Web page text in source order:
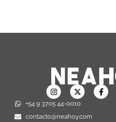
+54 9 3705 44-0010
contacto@neahoy.com